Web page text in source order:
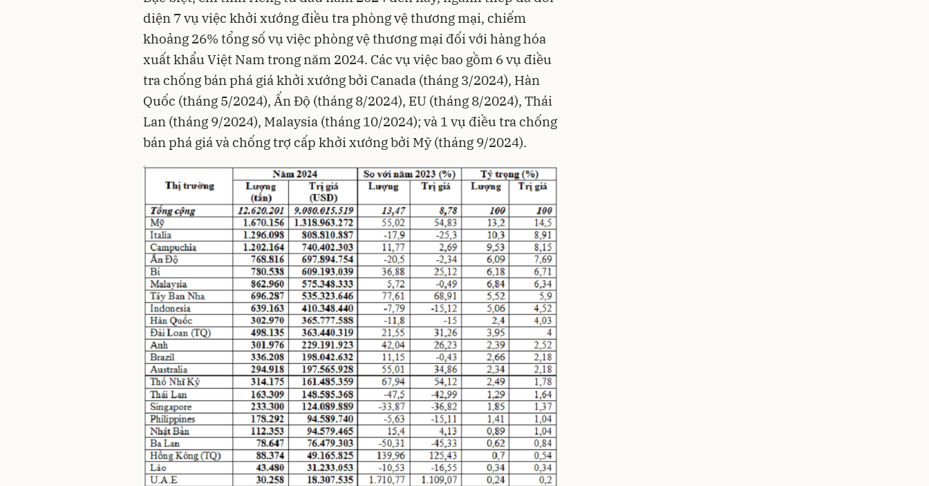
diện 7 vụ việc khởi xướng điều tra phòng vệ thương mại, chiếm
khoảng 26% tổng số vụ việc phòng vệ thương mại đối với hàng hóa
xuất khẩu Việt Nam trong năm 2024. Các vụ việc bao gồm 6 vụ điều
tra chống bán phá giá khởi xướng bởi Canada (tháng 3/2024), Hàn
Quốc (tháng 5/2024), Ấn Độ (tháng 8/2024), EU (tháng 8/2024), Thái
Lan (tháng 9/2024), Malaysia (tháng 10/2024); và 1 vụ điều tra chống
bán phá giá và chống trợ cấp khởi xướng bởi Mỹ (tháng 9/2024).